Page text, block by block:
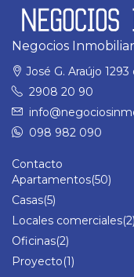
Negocios
José G. Araújo 1293
2908 20 90
098 982 090
Contacto
Apartamentos(50)
Casas(5)
Locales comerciales(2)
Oficinas(2)
Proyecto(1)